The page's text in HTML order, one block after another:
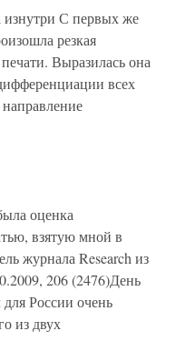
изнутри С первых же
резкая
Выразилась она
всех
оценка
взятую мной в
журнала Research из
206 (2476)День
России очень
из двух